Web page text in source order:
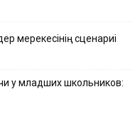
мерекесінің сценариі
у младших школьников: